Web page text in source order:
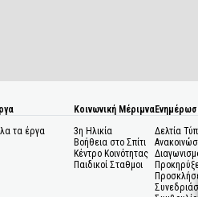
τα έργα
Κοινωνική Μέριμνα
3η Ηλικία
Βοήθεια στο Σπίτι
Κέντρο Κοινότητας
Παιδικοί Σταθμοι
Δελτία